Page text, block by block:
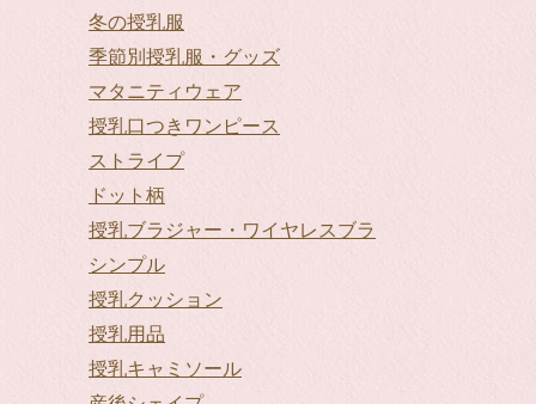
冬の授乳服
季節別授乳服・グッズ
マタニティウェア
授乳口つきワンピース
ストライプ
ドット柄
授乳ブラジャー・ワイヤレスブラ
シンプル
授乳クッション
授乳用品
授乳キャミソール